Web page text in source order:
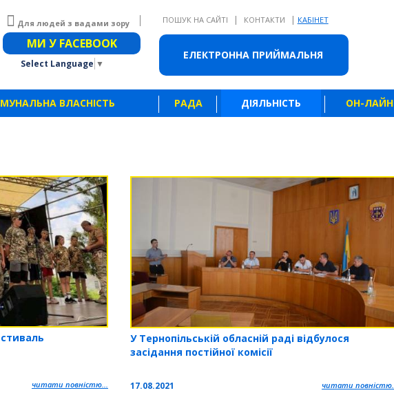
ЕЛЕКТРОННА ПРИЙМАЛЬНЯ
Для людей з вадами зору Звичайна версія сайту
МИ У FACEBOOK
Select Language ▼
ПОШУК НА САЙТІ | КОНТАКТИ | КАБІНЕТ
ВЛАСНІСТЬ РАДА ДІЯЛЬНІСТЬ ОН-ЛАЙН
читати повністю...
У Тернопільській обласній раді відбулося
засідання постійної комісії
17.08.2021 читати повністю...